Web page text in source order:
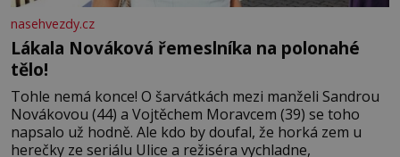
nasehvezdy.cz
Lákala Nováková řemeslníka na polonahé
tělo!
Tohle nemá konce! O šarvátkách mezi manželi Sandrou
Novákovou (44) a Vojtěchem Moravcem (39) se toho
napsalo už hodně. Ale kdo by doufal, že horká zem u
herečky ze seriálu Ulice a režiséra vychladne,